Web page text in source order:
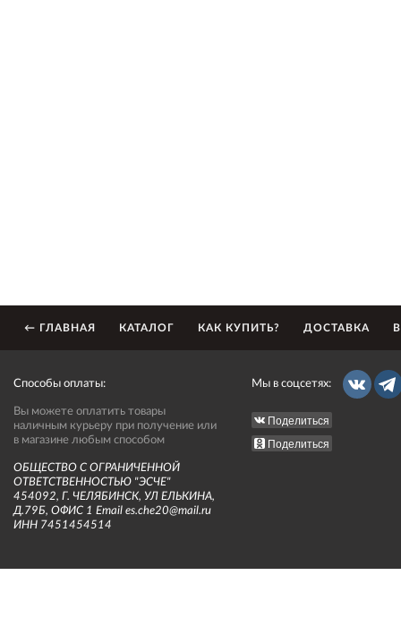
← ГЛАВНАЯ КАТАЛОГ КАК КУПИТЬ? ДОСТАВКА
Способы оплаты:
Вы можете оплатить товары
наличным курьеру при получение или
в магазине любым способом
ОБЩЕСТВО С ОГРАНИЧЕННОЙ
ОТВЕТСТВЕННОСТЬЮ "ЭСЧЕ"
454092, Г. ЧЕЛЯБИНСК, УЛ ЕЛЬКИНА,
Д.79Б, ОФИС 1 Email es.che20@mail.ru
ИНН 7451454514
Мы в соцсетях:
Поделиться
Поделиться